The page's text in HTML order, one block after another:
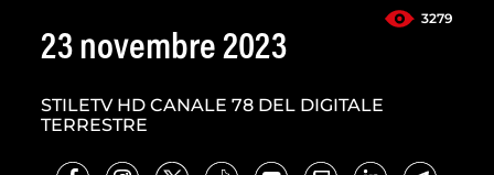
3279
23 novembre 2023
STILETV HD CANALE 78 DEL DIGITALE
TERRESTRE